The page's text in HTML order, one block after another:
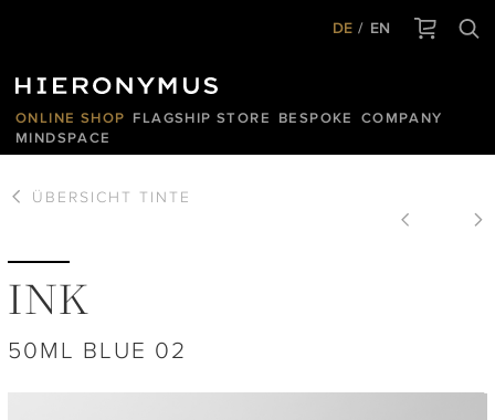
DE EN
ONLINE SHOP FLAGSHIP STORE BESPOKE
COMPANY
MINDSPACE
ÜBERSICHT TINTE
INK
50ML BLUE 02